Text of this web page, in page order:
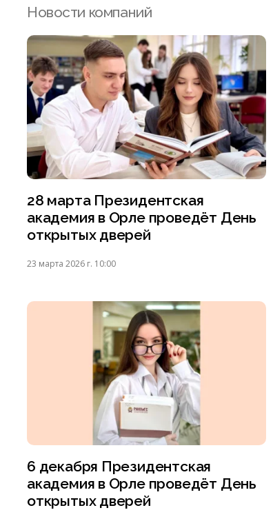
Новости компаний
28 марта Президентская
академия в Орле проведёт День
открытых дверей
23 марта 2026 г. 10:00
6 декабря Президентская
академия в Орле проведёт День
открытых дверей